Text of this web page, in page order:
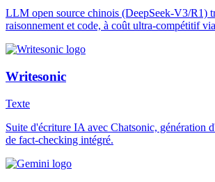
LLM open source chinois (DeepSeek-V3/R1)
raisonnement et code, à coût ultra-compétitif
Writesonic
Texte
Suite d'écriture IA avec Chatsonic, génération
de fact-checking intégré.